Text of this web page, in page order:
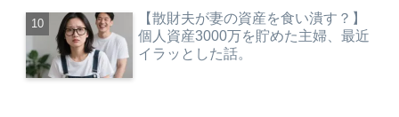
【散財夫が妻の資産を食い潰す？】
個人資産3000万を貯めた主婦、最近
イラッとした話。